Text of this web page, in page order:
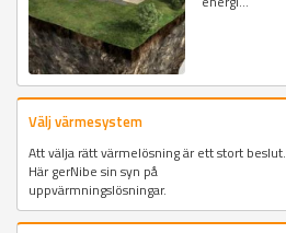
Välj värmesystem
Att välja rätt värmelösning är ett stort beslut.
Här gerNibe sin syn på
uppvärmningslösningar.